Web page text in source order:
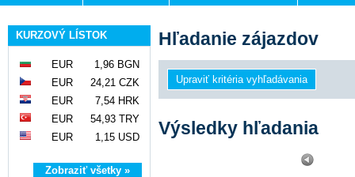
KURZOVÝ LÍSTOK
EUR
1,96 BGN
EUR
24,21 CZK
EUR
7,54 HRK
EUR
54,93 TRY
EUR
1,15 USD
Zobraziť všetky »
Hľadanie zájazdov
Výsledky hľadania